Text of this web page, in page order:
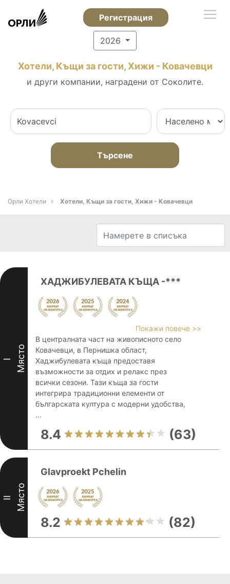
Регистрация
2026
Хотели, Къщи за гости, Хижи - Ковачевци
и други компании, наградени от Соколите.
Търсене
Орли Хотели Хотели, Къщи за гости, Хижи - Ковачевци
I Място
ХАДЖИБУЛЕВАТА КЪЩА -***
Покажи повече >>
В централната част на живописното село
Ковачевци, в Пернишка област,
Хаджибулевата къща предоставя
възможности за отдих и релакс през
всички сезони. Тази къща за гости
интегрира традиционни елементи от
българската култура с модерни удобства,
...
8.4 (63)
II Място
Glavproekt Pchelin
8.2 (82)